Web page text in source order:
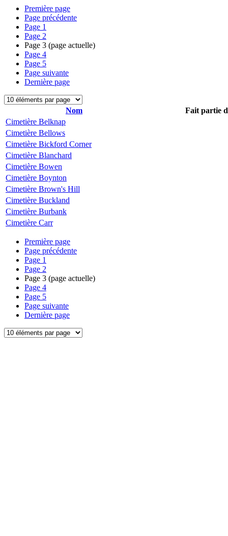
Première page
Page précédente
Page 1
Page 2
Page 3 (page actuelle)
Page 4
Page 5
Page suivante
Dernière page
Nom
Fait partie
Cimetière Belknap
Cimetière Bellows
Cimetière Bickford Corner
Cimetière Blanchard
Cimetière Bowen
Cimetière Boynton
Cimetière Brown's Hill
Cimetière Buckland
Cimetière Burbank
Cimetière Carr
Première page
Page précédente
Page 1
Page 2
Page 3 (page actuelle)
Page 4
Page 5
Page suivante
Dernière page